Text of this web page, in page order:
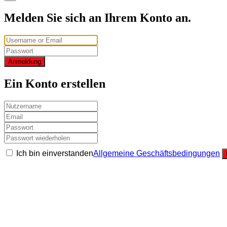
Melden Sie sich an Ihrem Konto an.
Anmeldung
Ein Konto erstellen
Ich bin einverstandenAllgemeine Geschäftsbedingungen